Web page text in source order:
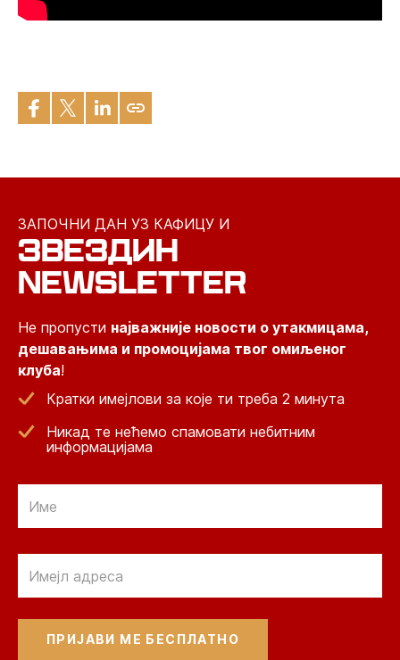
ЗАПОЧНИ ДАН УЗ КАФИЦУ И
ЗВЕЗДИН
NEWSLETTER
Не пропусти најважније новости о утакмицама,
дешавањима и промоцијама твог омиљеног
клуба!
Кратки имејлови за које ти треба 2 минута
Никад те нећемо спамовати небитним
информацијама